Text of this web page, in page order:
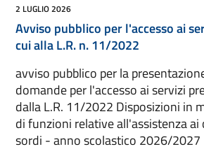
2 LUGLIO 2026
Avviso pubblico per l'accesso ai
cui alla L.R. n. 11/2022
avviso pubblico per la
domande per l'accesso ai servizi
dalla L.R. 11/2022 Disposizioni in
di funzioni relative all'assistenza ai
sordi - anno scolastico 2026/2027